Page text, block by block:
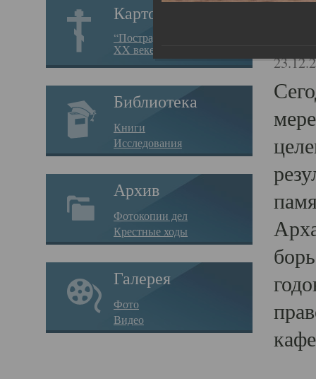
Картотека
“Пострадавшие за веру в
XX веке на Севере”
Библиотека
Книги
Исследования
Архив
Фотокопии дел
Крестные ходы
Галерея
Фото
Видео